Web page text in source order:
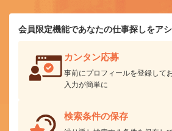
会員限定機能であなたの仕事探しをアシ
カンタン応募
事前にプロフィールを登録して
入力が簡単に
検索条件の保存